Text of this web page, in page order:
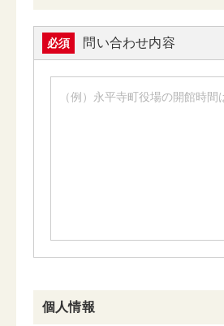
必須 問い合わせ内容
個人情報